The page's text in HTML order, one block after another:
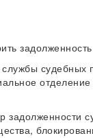
судебных